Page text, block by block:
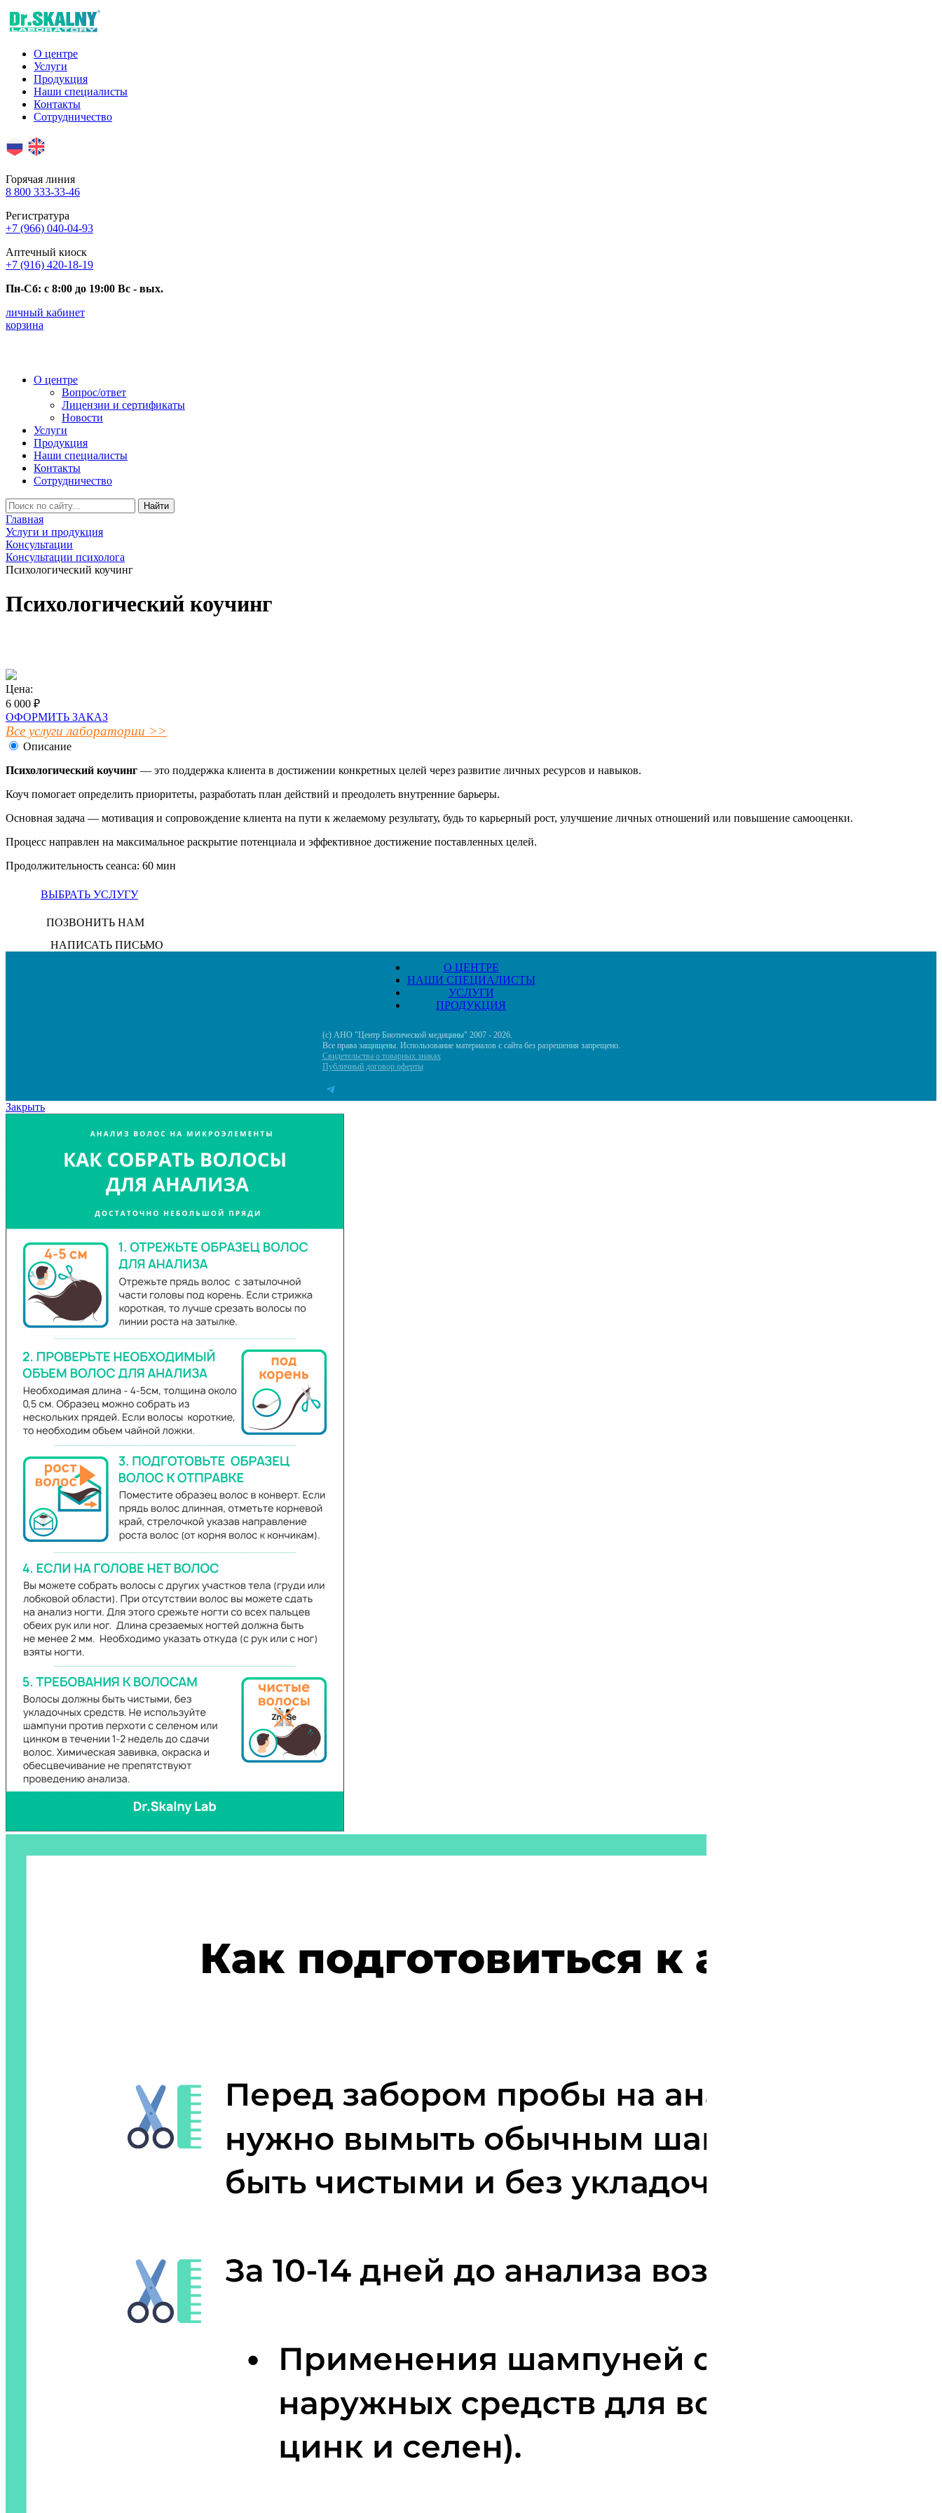
О центре
Услуги
Продукция
Наши специалисты
Контакты
Сотрудничество
Горячая линия
8 800 333-33-46
Регистратура
+7 (966) 040-04-93
Аптечный киоск
+7 (916) 420-18-19
Пн-Сб: c 8:00 до 19:00 Вс - вых.
личный кабинет
корзина
О центре
Вопрос/ответ
Лицензии и сертификаты
Новости
Услуги
Продукция
Наши специалисты
Контакты
Сотрудничество
Найти
Главная
Услуги и продукция
Консультации
Консультации психолога
Психологический коучинг
Психологический коучинг
Цена:
6 000 ₽
ОФОРМИТЬ ЗАКАЗ
Все услуги лаборатории >>
Описание
Психологический коучинг — это поддержка клиента в достижении конкретных целей через развитие личных ресурсов и навыков.
Коуч помогает определить приоритеты, разработать план действий и преодолеть внутренние барьеры.
Основная задача — мотивация и сопровождение клиента на пути к желаемому результату, будь то карьерный рост, улучшение личных отношений или повышение самооценки.
Процесс направлен на максимальное раскрытие потенциала и эффективное достижение поставленных целей.
Продолжительность сеанса: 60 мин
ВЫБРАТЬ УСЛУГУ
ПОЗВОНИТЬ НАМ
НАПИСАТЬ ПИСЬМО
О ЦЕНТРЕ
НАШИ СПЕЦИАЛИСТЫ
УСЛУГИ
ПРОДУКЦИЯ
(с) АНО "Центр Биотической медицины" 2007 - 2026.
Все права защищены. Использование материалов с сайта без разрешения запрещено.
Свидетельства о товарных знаках
Публичный договор оферты
Закрыть